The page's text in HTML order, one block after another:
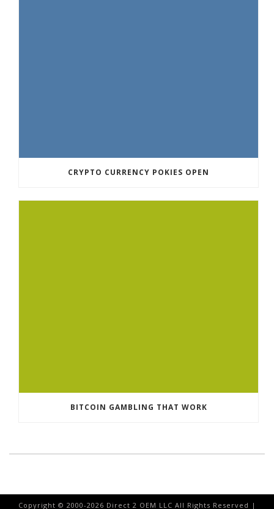
CRYPTO CURRENCY POKIES OPEN
BITCOIN GAMBLING THAT WORK
Copyright © 2000-2026 Direct 2 OEM LLC All Rights Reserved |